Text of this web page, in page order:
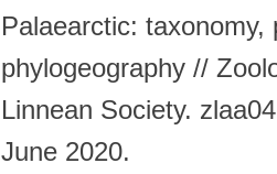
Palaearctic: taxonomy,
phylogeography //
Linnean Society.
June 2020.